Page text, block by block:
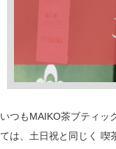
いつもMAIKO茶ブティッ
ては、土日祝と同じく 喫